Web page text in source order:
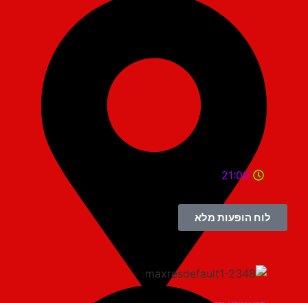
21:00
לוח הופעות מלא